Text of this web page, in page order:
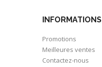
INFORMATIONS
Promotions
Meilleures ventes
Contactez-nous